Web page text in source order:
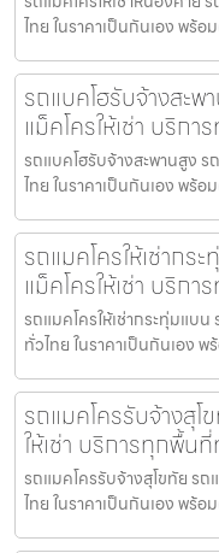
ไทย ในราคาเป็นกันเอง พร้
รถแบคโฮรับจ้างสะพ
แม็คโครให้เช่า บริก
รถแบคโฮรับจ้างสะพานสูง ร
ไทย ในราคาเป็นกันเอง พร้
รถแมคโครให้เช่ากร
แม็คโครให้เช่า บริก
รถแมคโครให้เช่ากระทุ่มแบน
ทั่วไทย ในราคาเป็นกันเอง
รถแมคโครรับจ้างสุโ
ให้เช่า บริการทุกพื้น
รถแมคโครรับจ้างสุโขทัย รถ
ไทย ในราคาเป็นกันเอง พร้